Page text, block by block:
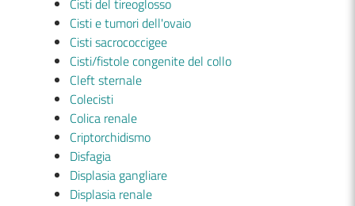
Cisti del tireoglosso
Cisti e tumori dell'ovaio
Cisti sacrococcigee
Cisti/fistole congenite del collo
Cleft sternale
Colecisti
Colica renale
Criptorchidismo
Disfagia
Displasia gangliare
Displasia renale